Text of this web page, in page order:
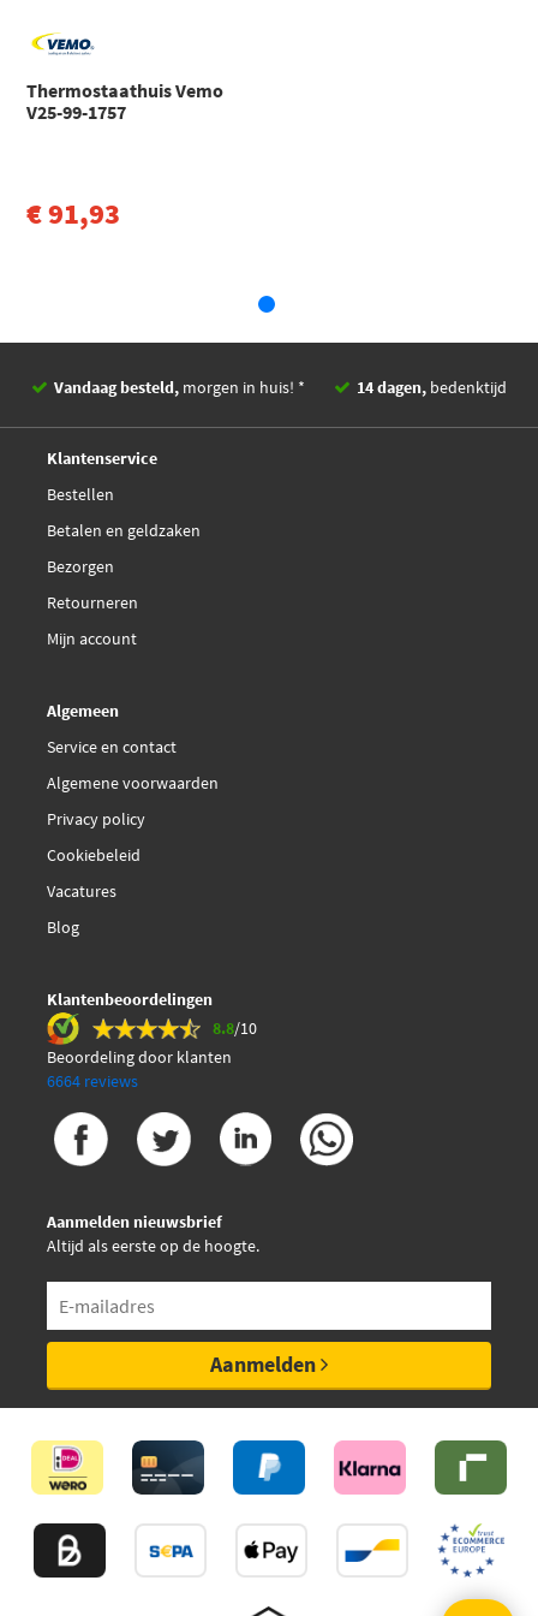
Ford
FOCUS C-MAX (DM2) (2003 - 2007)
Ford
Focus
FOCUS I (DAW, DBW) (1998 - 2009)
Thermostaathuis Vemo
V25-99-1757
€ 91,93
Vandaag besteld, morgen in huis! * 14 dagen, bedenktijd
Klantenservice
Bestellen
Betalen en geldzaken
Bezorgen
Retourneren
Mijn account
Algemeen
Service en contact
Algemene voorwaarden
Privacy policy
Cookiebeleid
Vacatures
Blog
Klantenbeoordelingen
8.8/10
Beoordeling door klanten
6664 reviews
Aanmelden nieuwsbrief
Altijd als eerste op de hoogte.
Aanmelden